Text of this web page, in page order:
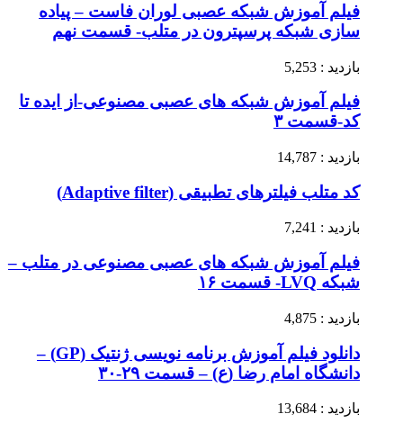
فیلم آموزش شبکه عصبی لوران فاست – پیاده
سازی شبکه پرسپترون در متلب- قسمت نهم
بازدید : 5,253
فیلم آموزش شبکه های عصبی مصنوعی-از ایده تا
کد-قسمت ۳
بازدید : 14,787
کد متلب فیلترهای تطبیقی (Adaptive filter)
بازدید : 7,241
فیلم آموزش شبکه های عصبی مصنوعی در متلب –
شبکه LVQ- قسمت ۱۶
بازدید : 4,875
دانلود فیلم آموزش برنامه نویسی ژنتیک (GP) –
دانشگاه امام رضا (ع) – قسمت ۲۹-۳۰
بازدید : 13,684